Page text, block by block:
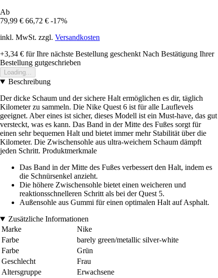
Ab
79,99 € 66,72 € -17%
inkl. MwSt. zzgl. Versandkosten
+3,34 € für Ihre nächste Bestellung geschenkt Nach Bestätigung Ihrer
Bestellung gutgeschrieben
Loading...
Beschreibung
Der dicke Schaum und der sichere Halt ermöglichen es dir, täglich
Kilometer zu sammeln. Die Nike Quest 6 ist für alle Lauflevels
geeignet. Aber eines ist sicher, dieses Modell ist ein Must-have, das gut
versteckt, was es kann. Das Band in der Mitte des Fußes sorgt für
einen sehr bequemen Halt und bietet immer mehr Stabilität über die
Kilometer. Die Zwischensohle aus ultra-weichem Schaum dämpft
jeden Schritt. Produktmerkmale
Das Band in der Mitte des Fußes verbessert den Halt, indem es
die Schnürsenkel anzieht.
Die höhere Zwischensohle bietet einen weicheren und
reaktionsschnelleren Schritt als bei der Quest 5.
Außensohle aus Gummi für einen optimalen Halt auf Asphalt.
Zusätzliche Informationen
Marke
Nike
Farbe
barely green/metallic silver-white
Farbe
Grün
Geschlecht
Frau
Altersgruppe
Erwachsene